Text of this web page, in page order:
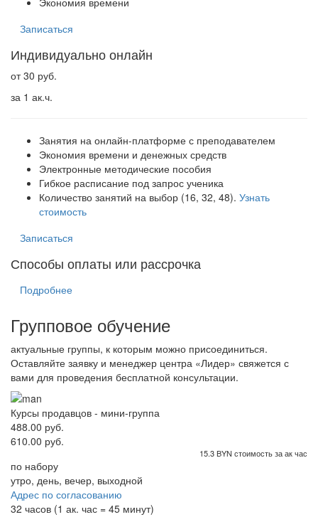
Записаться
Индивидуально онлайн
от 30 руб.
за 1 ак.ч.
Занятия на онлайн-платформе с преподавателем
Экономия времени и денежных средств
Электронные методические пособия
Гибкое расписание под запрос ученика
Количество занятий на выбор (16, 32, 48). Узнать
стоимость
Записаться
Способы оплаты или рассрочка
Подробнее
Групповое обучение
актуальные группы, к которым можно присоединиться.
Оставляйте заявку и менеджер центра «Лидер» свяжется с
вами для проведения бесплатной консультации.
Курсы продавцов - мини-группа
488.00 руб.
610.00 руб.
15.3 BYN стоимость за ак час
по набору
утро, день, вечер, выходной
Адрес по согласованию
32 часов (1 ак. час = 45 минут)